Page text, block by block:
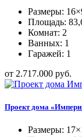
Размеры:
Площадь:
Комнат: 2
Ванных: 1
Гаражей: 1
от 2.717.000 руб.
Проект дома
Размеры: